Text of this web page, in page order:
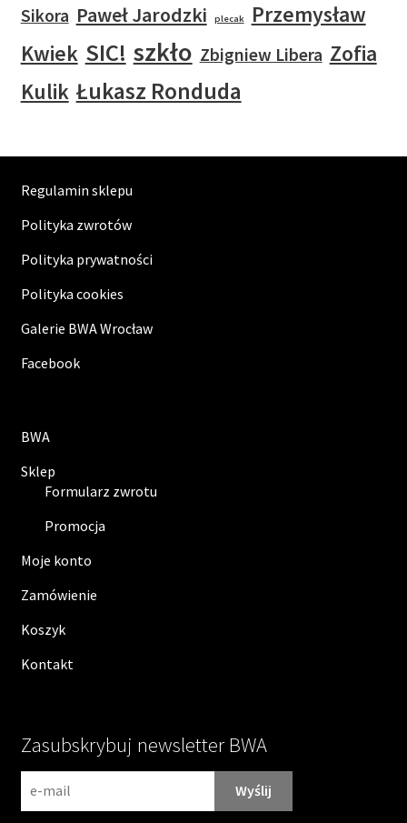
Sikora Paweł Jarodzki plecak
Przemysław
Kwiek SIC! szkło Zbigniew Libera Zofia
Kulik Łukasz Ronduda
Regulamin sklepu
Polityka zwrotów
Polityka prywatności
Polityka cookies
Galerie BWA Wrocław
Facebook
BWA
Sklep
Formularz zwrotu
Promocja
Moje konto
Zamówienie
Koszyk
Kontakt
Zasubskrybuj newsletter BWA